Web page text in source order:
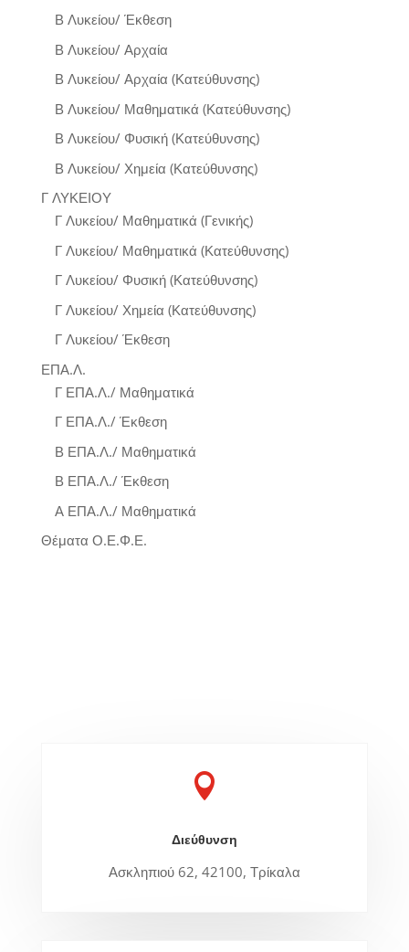
Β Λυκείου/ Έκθεση
Β Λυκείου/ Αρχαία
Β Λυκείου/ Αρχαία (Κατεύθυνσης)
Β Λυκείου/ Μαθηματικά (Κατεύθυνσης)
Β Λυκείου/ Φυσική (Κατεύθυνσης)
Β Λυκείου/ Χημεία (Κατεύθυνσης)
Γ ΛΥΚΕΙΟΥ
Γ Λυκείου/ Μαθηματικά (Γενικής)
Γ Λυκείου/ Μαθηματικά (Κατεύθυνσης)
Γ Λυκείου/ Φυσική (Κατεύθυνσης)
Γ Λυκείου/ Χημεία (Κατεύθυνσης)
Γ Λυκείου/ Έκθεση
ΕΠΑ.Λ.
Γ ΕΠΑ.Λ./ Μαθηματικά
Γ ΕΠΑ.Λ./ Έκθεση
Β ΕΠΑ.Λ./ Μαθηματικά
Β ΕΠΑ.Λ./ Έκθεση
Α ΕΠΑ.Λ./ Μαθηματικά
Θέματα Ο.Ε.Φ.Ε.

Διεύθυνση
Ασκληπιού 62, 42100, Τρίκαλα